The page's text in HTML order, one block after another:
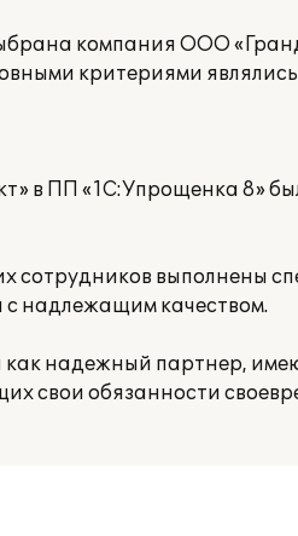
компания ООО
критериями
в ПП «1С:Упрощенка 8»
выполнены
с надлежащим качеством.
надежный партнер,
свои обязанности